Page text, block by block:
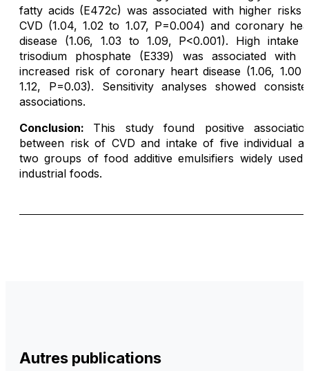
fatty acids (E472c) was associated with higher risks
CVD (1.04, 1.02 to 1.07, P=0.004) and coronary
disease (1.06, 1.03 to 1.09, P<0.001). High intake
trisodium phosphate (E339) was associated with
increased risk of coronary heart disease (1.06, 1.00
1.12, P=0.03). Sensitivity analyses showed
associations.
Conclusion: This study found positive
between risk of CVD and intake of five individual
two groups of food additive emulsifiers widely used
industrial foods.
Autres publications